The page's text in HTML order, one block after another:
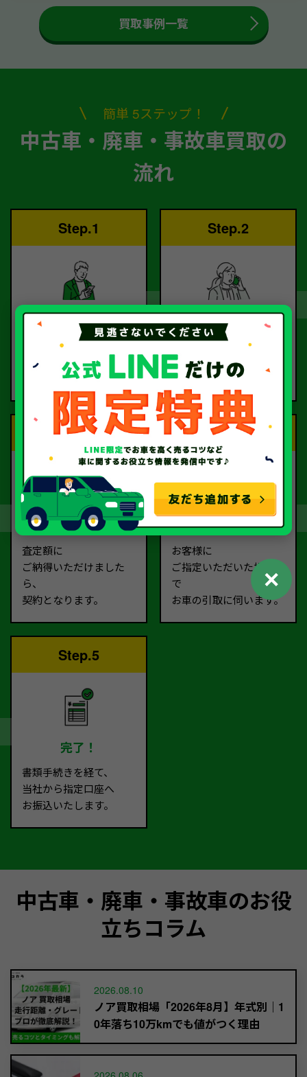
買取事例一覧
簡単 5ステップ！
中古車・廃車・事故車買取の
流れ
Step.1
ご依頼
お電話または査定フォー
ムより
ご依頼ください。
Step.2
査定
査定のプロが
お電話で回答いたしま
す。
Step.3
契約
査定額に
ご納得いただけました
ら、
契約となります。
Step.4
お引取り
お客様に
ご指定いただいた場所ま
で
お車の引取に伺います。
Step.5
完了！
書類手続きを経て、
当社から指定口座へ
お振込いたします。
中古車・廃車・事故車のお役
立ちコラム
2026.08.10
ノア買取相場「2026年8月】年式別｜1
0年落ち10万kmでも値がつく理由
✕